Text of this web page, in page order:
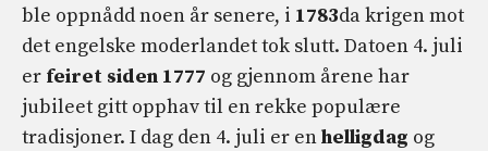
ble oppnådd noen år senere, i 1783da krigen mot
det engelske moderlandet tok slutt. Datoen 4. juli
er feiret siden 1777 og gjennom årene har
jubileet gitt opphav til en rekke populære
tradisjoner. I dag den 4. juli er enhelligdag og